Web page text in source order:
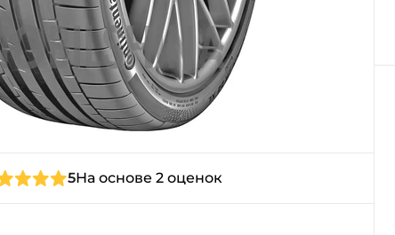
5На основе 2 оценок